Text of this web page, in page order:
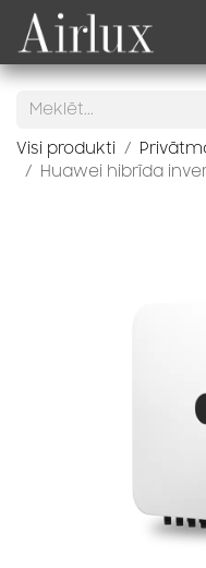
Skip to Content
Visi produkti
Huawei hibrīda